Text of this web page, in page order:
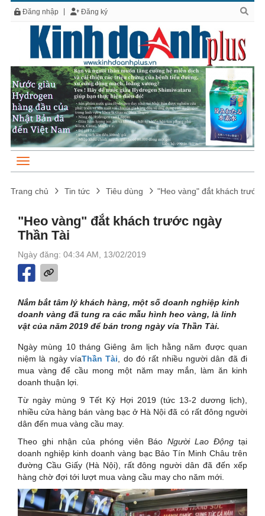
Đăng nhập Đăng ký
Trang chủ Tin tức Tiêu dùng "Heo vàng" đắt khách trước
"Heo vàng" đắt khách trước ngày
Thần Tài
Ngày đăng: 04:34 AM, 13/02/2019
Nắm bắt tâm lý khách hàng, một số doanh nghiệp kinh
doanh vàng đã tung ra các mẫu hình heo vàng, là linh
vật của năm 2019 để bán trong ngày vía Thần Tài.
Ngày mùng 10 tháng Giêng âm lịch hằng năm được quan
niệm là ngày víaThần Tài , do đó rất nhiều người dân đã đi
mua vàng để cầu mong một năm may mắn, làm ăn kinh
doanh thuận lợi.
Từ ngày mùng 9 Tết Kỷ Hợi 2019 (tức 13-2 dương lịch),
nhiều cửa hàng bán vàng bạc ở Hà Nội đã có rất đông người
dân đến mua vàng cầu may.
Theo ghi nhận của phóng viên BáoNgười Lao Động tại
doanh nghiệp kinh doanh vàng bạc Bảo Tín Minh Châu trên
đường Cầu Giấy (Hà Nội), rất đông người dân đã đến xếp
hàng chờ đợi tới lượt mua vàng cầu may cho năm mới.